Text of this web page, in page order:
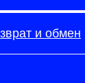
и обмен